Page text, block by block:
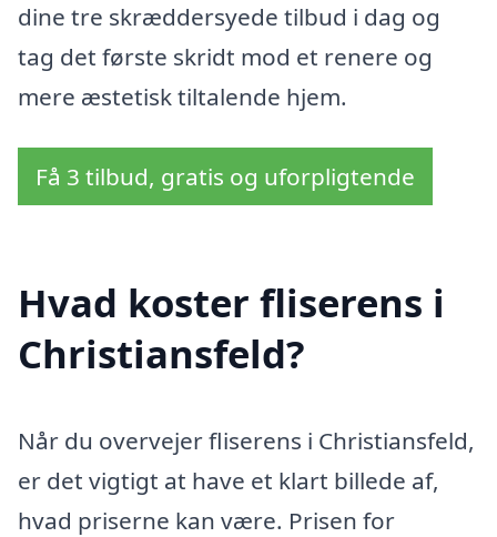
dine tre skræddersyede tilbud i dag og
tag det første skridt mod et renere og
mere æstetisk tiltalende hjem.
Få 3 tilbud, gratis og uforpligtende
Hvad koster fliserens i
Christiansfeld?
Når du overvejer fliserens i Christiansfeld,
er det vigtigt at have et klart billede af,
hvad priserne kan være. Prisen for